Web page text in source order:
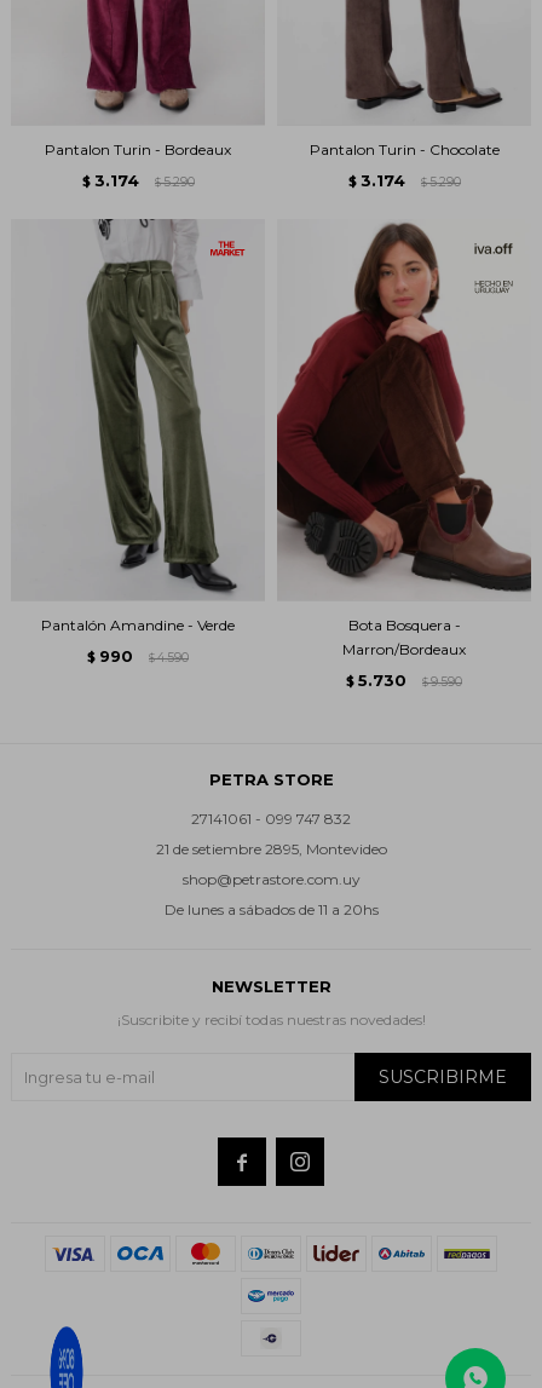
Pantalon Turin - Bordeaux
$ 3.174 $ 5.290
Pantalon Turin - Chocolate
$ 3.174 $ 5.290
Pantalón Amandine - Verde
$ 990 $ 4.590
Bota Bosquera -
Marron/Bordeaux
$ 5.730 $ 9.590
PETRA STORE
27141061 - 099 747 832
21 de setiembre 2895, Montevideo
shop@petrastore.com.uy
De lunes a sábados de 11 a 20hs
NEWSLETTER
¡Suscribite y recibí todas nuestras novedades!
SUSCRIBIRME
 